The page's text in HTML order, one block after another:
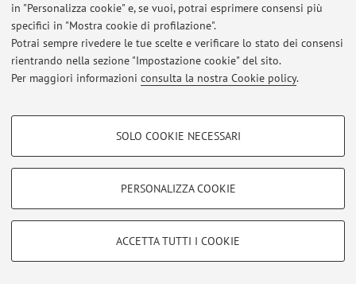
in "Personalizza cookie" e, se vuoi, potrai esprimere consensi più
specifici in "Mostra cookie di profilazione".
Potrai sempre rivedere le tue scelte e verificare lo stato dei consensi
rientrando nella sezione "Impostazione cookie" del sito.
Per maggiori informazioni consulta la nostra Cookie policy.
COOKIE DI PROFILAZIONE - FACOLTATIVI
COOKIE TECNICI - NECESSARI
Si tratta di cookie tecnici utilizzati, a titolo esemplificativo, per il corretto
SOLO COOKIE NECESSARI
PERSONALIZZA COOKIE
ACCETTA TUTTI I COOKIE
Area riservata
Accedi tramiteloginper gestire tutti i contenuti del sito.
Zamboni, 33 - 40126 Bologna - Partita IVA: 01131710376
|Note legali| Impostazioni Cookie